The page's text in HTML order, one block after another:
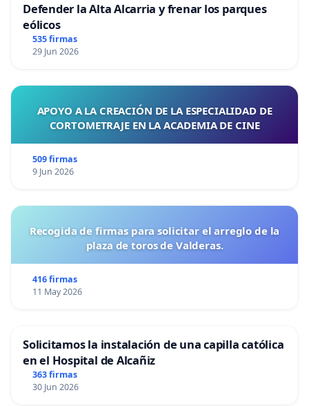
Defender la Alta Alcarria y frenar los parques
eólicos
535 firmas
29 Jun 2026
APOYO A LA CREACIÓN DE LA ESPECIALIDAD DE
CORTOMETRAJE EN LA ACADEMIA DE CINE
509 firmas
9 Jun 2026
Recogida de firmas para solicitar el arreglo de la
plaza de toros de Valderas.
416 firmas
11 May 2026
Solicitamos la instalación de una capilla católica
en el Hospital de Alcañiz
363 firmas
30 Jun 2026